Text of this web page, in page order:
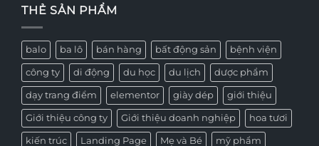
THẺ SẢN PHẨM
balo ba lô bán hàng bất động sản bệnh viện
công ty di động du học du lịch dược phẩm
dạy trang điểm elementor giày dép giới thiệu
Giới thiệu công ty Giới thiệu doanh nghiệp hoa tươi
kiến trúc Landing Page Mẹ và Bé mỹ phẩm